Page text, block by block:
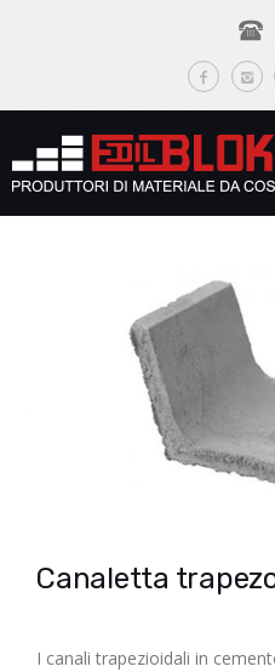
Canaletta
I canali trapezioidali in